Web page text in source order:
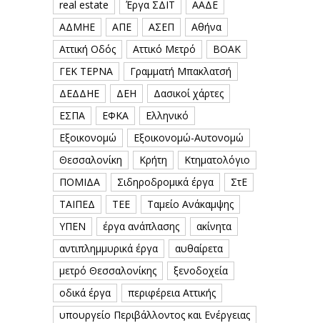
real estate Έργα ΣΔΙΤ
ΑΑΔΕ
ΑΔΜΗΕ
ΑΠΕ ΑΣΕΠ
Αθήνα
Αττική Οδός
Αττικό Μετρό
ΒΟΑΚ
ΓΕΚ ΤΕΡΝΑ
Γραμματή Μπακλατσή
ΔΕΔΔΗΕ
ΔΕΗ
Δασικοί χάρτες
ΕΣΠΑ
ΕΦΚΑ
Ελληνικό
Εξοικονομώ
Εξοικονομώ-Αυτονομώ
Θεσσαλονίκη
Κρήτη
Κτηματολόγιο
ΠΟΜΙΔΑ
Σιδηροδρομικά έργα
ΣτΕ
ΤΑΙΠΕΔ
ΤΕΕ
Ταμείο Ανάκαμψης
ΥΠΕΝ
έργα ανάπλασης
ακίνητα
αντιπλημμυρικά έργα
αυθαίρετα
μετρό Θεσσαλονίκης
ξενοδοχεία
οδικά έργα
περιφέρεια Αττικής
υπουργείο Περιβάλλοντος και Ενέργειας